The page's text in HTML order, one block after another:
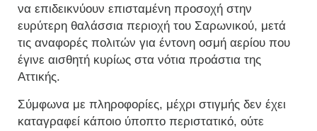
να επιδεικνύουν επισταμένη προσοχή στην
ευρύτερη θαλάσσια περιοχή του Σαρωνικού, μετά
τις αναφορές πολιτών για έντονη οσμή αερίου που
έγινε αισθητή κυρίως στα νότια προάστια της
Αττικής.
Σύμφωνα με πληροφορίες, μέχρι στιγμής δεν έχει
καταγραφεί κάποιο ύποπτο περιστατικό, ούτε